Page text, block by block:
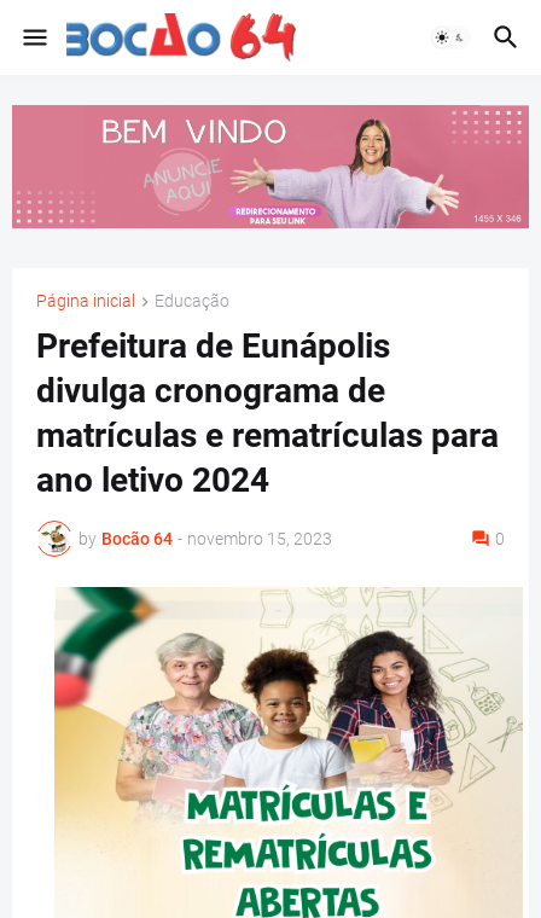
Página inicial Educação
Prefeitura de Eunápolis
divulga cronograma de
matrículas e rematrículas para
ano letivo 2024
by Bocão 64 - novembro 15, 2023 0